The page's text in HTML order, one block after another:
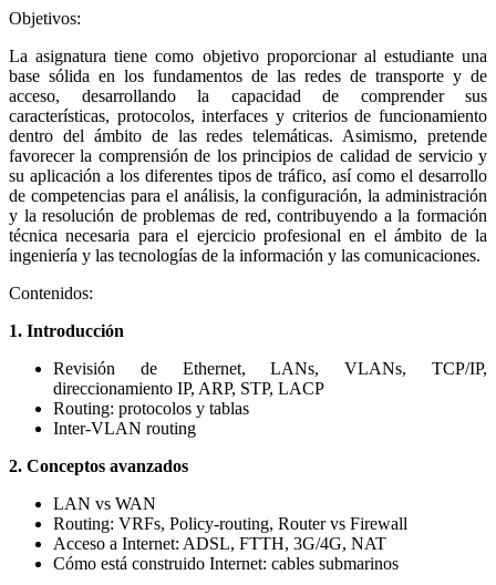
Objetivos:
La asignatura tiene como objetivo proporcionar al estudiante una
base sólida en los fundamentos de las redes de transporte y de
acceso, desarrollando la capacidad de comprender sus
características, protocolos, interfaces y criterios de funcionamiento
dentro del ámbito de las redes telemáticas. Asimismo, pretende
favorecer la comprensión de los principios de calidad de servicio y
su aplicación a los diferentes tipos de tráfico, así como el desarrollo
de competencias para el análisis, la configuración, la administración
y la resolución de problemas de red, contribuyendo a la formación
técnica necesaria para el ejercicio profesional en el ámbito de la
ingeniería y las tecnologías de la información y las comunicaciones.
Contenidos:
1. Introducción
Revisión de Ethernet, LANs, VLANs, TCP/IP,
direccionamiento IP, ARP, STP, LACP
Routing: protocolos y tablas
Inter-VLAN routing
2. Conceptos avanzados
LAN vs WAN
Routing: VRFs, Policy-routing, Router vs Firewall
Acceso a Internet: ADSL, FTTH, 3G/4G, NAT
Cómo está construido Internet: cables submarinos